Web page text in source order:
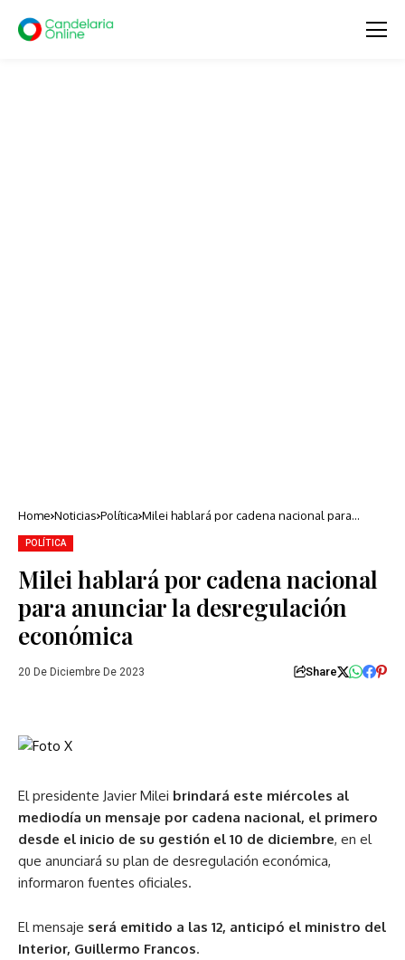
Home Noticias Política Milei hablará por cadena nacional para
POLÍTICA
Milei hablará por cadena nacional
para anunciar la desregulación
económica
20 De Diciembre De 2023 Share
El presidente Javier Milei brindará este miércoles al
mediodía un mensaje por cadena nacional, el primero
desde el inicio de su gestión el 10 de diciembre, en el
que anunciará su plan de desregulación económica,
informaron fuentes oficiales.
El mensaje será emitido a las 12, anticipó el ministro del
Interior, Guillermo Francos.